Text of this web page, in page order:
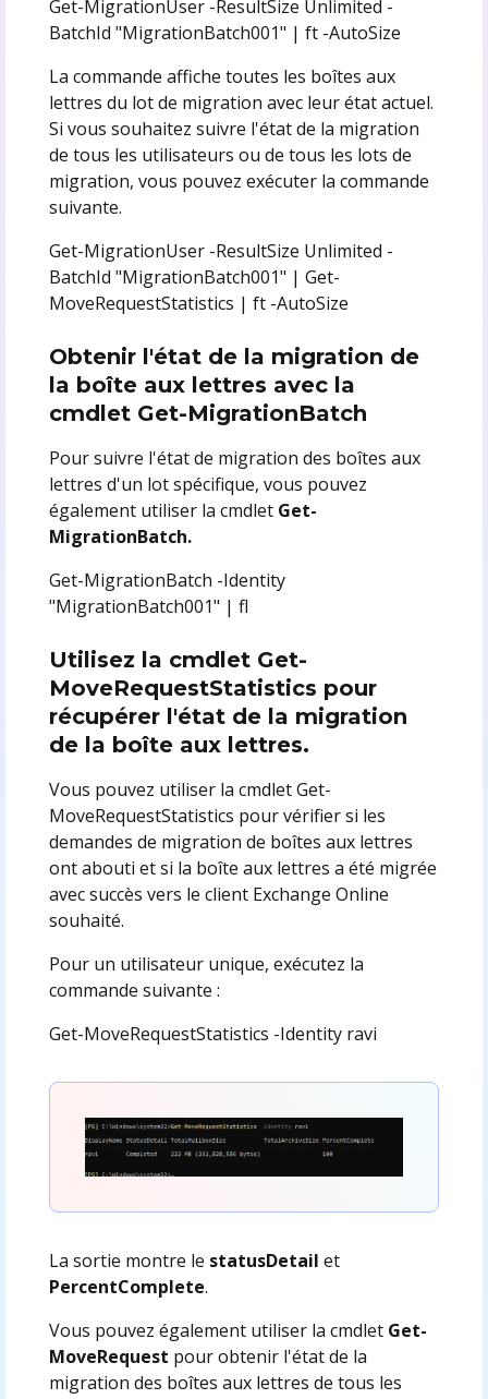
Get-MigrationUser -ResultSize Unlimited -
BatchId "MigrationBatch001" | ft -AutoSize
La commande affiche toutes les boîtes aux
lettres du lot de migration avec leur état actuel.
Si vous souhaitez suivre l'état de la migration
de tous les utilisateurs ou de tous les lots de
migration, vous pouvez exécuter la commande
suivante.
Get-MigrationUser -ResultSize Unlimited -
BatchId "MigrationBatch001" | Get-
MoveRequestStatistics | ft -AutoSize
Obtenir l'état de la migration de
la boîte aux lettres avec la
cmdlet Get-MigrationBatch
Pour suivre l'état de migration des boîtes aux
lettres d'un lot spécifique, vous pouvez
également utiliser la cmdlet Get-
MigrationBatch.
Get-MigrationBatch -Identity
"MigrationBatch001" | fl
Utilisez la cmdlet Get-
MoveRequestStatistics pour
récupérer l'état de la migration
de la boîte aux lettres.
Vous pouvez utiliser la cmdlet Get-
MoveRequestStatistics pour vérifier si les
demandes de migration de boîtes aux lettres
ont abouti et si la boîte aux lettres a été migrée
avec succès vers le client Exchange Online
souhaité.
Pour un utilisateur unique, exécutez la
commande suivante :
Get-MoveRequestStatistics -Identity ravi
La sortie montre le statusDetail et
PercentComplete.
Vous pouvez également utiliser la cmdlet Get-
MoveRequest pour obtenir l'état de la
migration des boîtes aux lettres de tous les